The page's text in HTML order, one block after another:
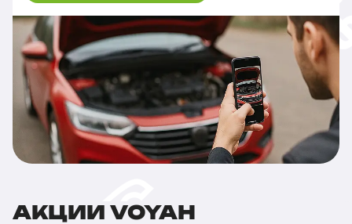
АКЦИИ VOYAH